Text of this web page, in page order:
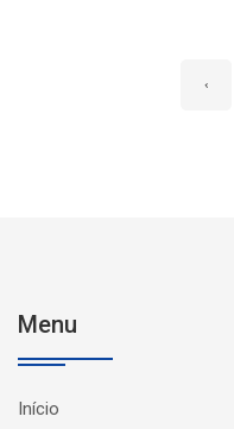
‹
Menu
Início